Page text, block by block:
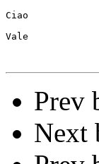
Ciao
Vale
Prev
Next